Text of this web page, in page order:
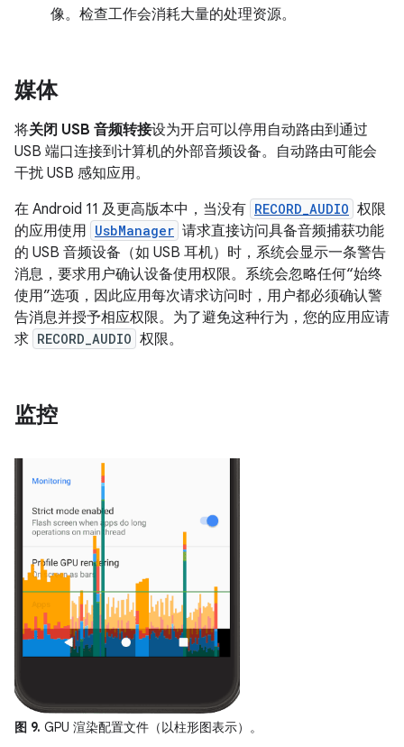
像。检查工作会消耗大量的处理资源。
媒体
将关闭 USB 音频转接设为开启可以停用自动路由到通过
USB 端口连接到计算机的外部音频设备。自动路由可能会
干扰 USB 感知应用。
在 Android 11 及更高版本中，当没有 RECORD_AUDIO 权限
的应用使用 UsbManager 请求直接访问具备音频捕获功能
的 USB 音频设备（如 USB 耳机）时，系统会显示一条警告
消息，要求用户确认设备使用权限。系统会忽略任何“始终
使用”选项，因此应用每次请求访问时，用户都必须确认警
告消息并授予相应权限。为了避免这种行为，您的应用应请
求 RECORD_AUDIO 权限。
监控
图 9. GPU 渲染配置文件（以柱形图表示）。